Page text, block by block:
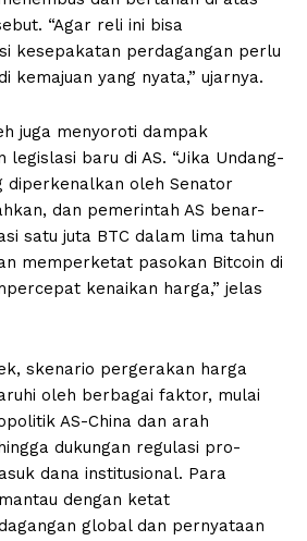
“Agar reli ini bisa
kesepakatan perdagangan perlu
kemajuan yang nyata,” ujarnya.
juga menyoroti dampak
legislasi baru di AS. “Jika Undang-
diperkenalkan oleh Senator
dan pemerintah AS benar-
satu juta BTC dalam lima tahun
memperketat pasokan Bitcoin di
kenaikan harga,” jelas
skenario pergerakan harga
oleh berbagai faktor, mulai
AS-China dan arah
dukungan regulasi pro-
dana institusional. Para
dengan ketat
global dan pernyataan